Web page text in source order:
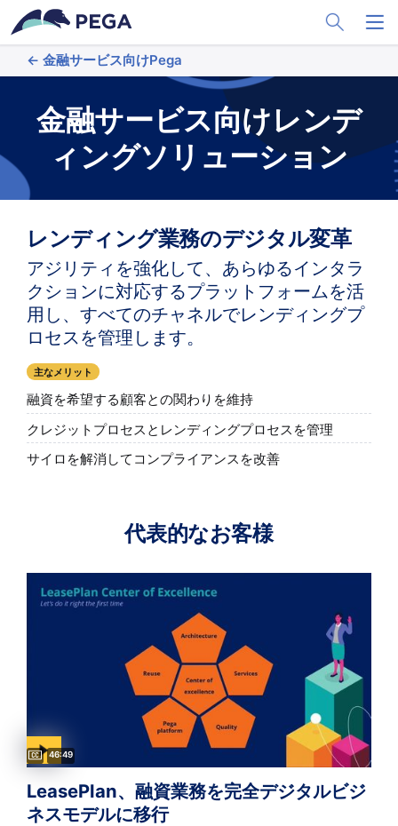
メインコンテンツに飛ぶ
Toggle
← 金融サービス向けPega
金融サービス向けレンデ
ィングソリューション
レンディング業務のデジタル変革
アジリティを強化して、あらゆるインタラ
クションに対応するプラットフォームを活
用し、すべてのチャネルでレンディングプ
ロセスを管理します。
主なメリット
融資を希望する顧客との関わりを維持
クレジットプロセスとレンディングプロセスを管理
サイロを解消してコンプライアンスを改善
代表的なお客様
Video duration:
46:49
Captions available
LeasePlan、融資業務を完全デジタルビジ
ネスモデルに移行